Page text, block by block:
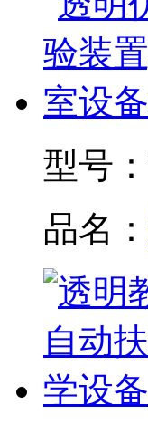
型号：
品名：